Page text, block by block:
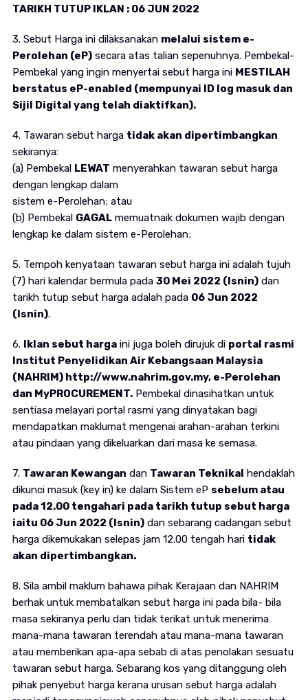
TARIKH TUTUP IKLAN : 06 JUN 2022
3. Sebut Harga ini dilaksanakan melalui sistem e-
Perolehan (eP)secara atas talian sepenuhnya. Pembekal-
Pembekal yang ingin menyertai sebut harga ini MESTILAH
berstatus eP-enabled (mempunyai ID log masuk dan
Sijil Digital yang telah diaktifkan).
4. Tawaran sebut harga tidak akan dipertimbangkan
sekiranya:
(a) Pembekal LEWAT menyerahkan tawaran sebut harga
dengan lengkap dalam
sistem e-Perolehan; atau
(b) Pembekal GAGALmemuatnaik dokumen wajib dengan
lengkap ke dalam sistem e-Perolehan;
5. Tempoh kenyataan tawaran sebut harga ini adalah tujuh
(7) hari kalendar bermula pada 30 Mei 2022 (Isnin)dan
tarikh tutup sebut harga adalah pada 06 Jun 2022
(Isnin).
6. Iklan sebut hargaini juga boleh dirujuk di portal rasmi
Institut Penyelidikan Air Kebangsaan Malaysia
(NAHRIM) http://www.nahrim.gov.my, e-Perolehan
dan MyPROCUREMENT.Pembekal dinasihatkan untuk
sentiasa melayari portal rasmi yang dinyatakan bagi
mendapatkan maklumat mengenai arahan-arahan terkini
atau pindaan yang dikeluarkan dari masa ke semasa.
7. Tawaran Kewangan dan Tawaran Teknikal hendaklah
dikunci masuk (key in) ke dalam Sistem eP sebelum atau
pada 12.00 tengahari pada tarikh tutup sebut harga
iaitu 06 Jun 2022 (Isnin)dan sebarang cadangan sebut
harga dikemukakan selepas jam 12.00 tengah hari tidak
akan dipertimbangkan.
8. Sila ambil maklum bahawa pihak Kerajaan dan NAHRIM
berhak untuk membatalkan sebut harga ini pada bila- bila
masa sekiranya perlu dan tidak terikat untuk menerima
mana-mana tawaran terendah atau mana-mana tawaran
atau memberikan apa-apa sebab di atas penolakan sesuatu
tawaran sebut harga. Sebarang kos yang ditanggung oleh
pihak penyebut harga kerana urusan sebut harga adalah